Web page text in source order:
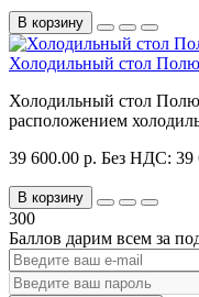
В корзину
Холодильный стол
Холодильный стол
расположением
39 600.00 р. Без НДС: 39
В корзину
300
Баллов дарим всем за